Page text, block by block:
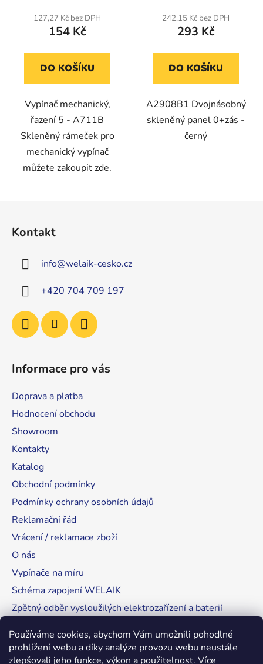
Používáme cookies, abychom Vám umožnili pohodlné
prohlížení webu a díky analýze provozu webu neustále
zlepšovali jeho funkce, výkon a použitelnost. Více
127,27 Kč bez DPH
154 Kč
DO KOŠÍKU
Vypínač mechanický,
řazení 5 - A711B
Skleněný rámeček pro
mechanický vypínač
můžete zakoupit zde.
242,15 Kč bez DPH
293 Kč
DO KOŠÍKU
A2908B1 Dvojnásobný
skleněný panel 0+zás -
černý
Kontakt
info@welaik-cesko.cz
+420 704 709 197
Informace pro vás
Doprava a platba
Hodnocení obchodu
Showroom
Kontakty
Katalog
Obchodní podmínky
Podmínky ochrany osobních údajů
Reklamační řád
Vrácení / reklamace zboží
O nás
Vypínače na míru
Schéma zapojení WELAIK
Zpětný odběr vysloužilých elektrozařízení a baterií